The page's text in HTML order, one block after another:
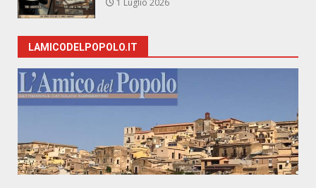
1 Luglio 2026
LAMICODELPOPOLO.IT